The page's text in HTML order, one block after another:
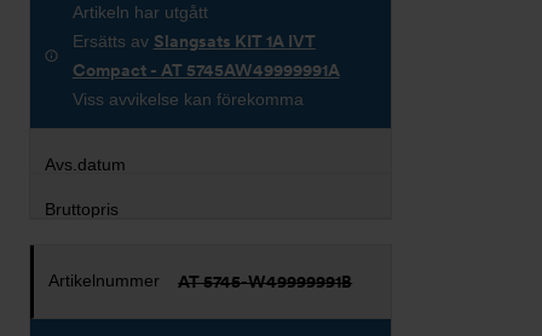
Artikeln har utgått
Ersätts av Slangsats KIT 1A IVT
Compact - AT 5745AW49999991A
Viss avvikelse kan förekomma
AT 5745-W49999991B